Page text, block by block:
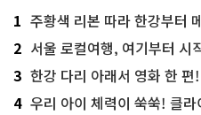
1 주황색 리본 따라 한강부터 메타세
2 서울 로컬여행, 여기부터
3 한강 다리 아래서 영화 한
4 우리 아이 체력이 쑥쑥! 클